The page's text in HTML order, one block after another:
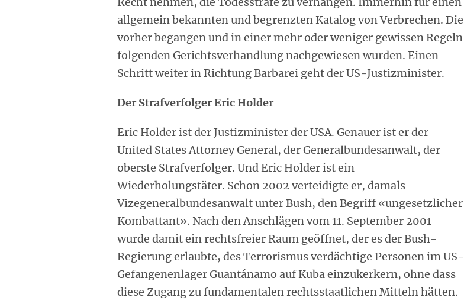
allgemein bekannten und begrenzten Katalog von Verbrechen. Die
vorher begangen und in einer mehr oder weniger gewissen Regeln
folgenden Gerichtsverhandlung nachgewiesen wurden. Einen
Schritt weiter in Richtung Barbarei geht der US-Justizminister.
Der Strafverfolger Eric Holder
Eric Holder ist der Justizminister der USA. Genauer ist er der
United States Attorney General, der Generalbundesanwalt, der
oberste Strafverfolger. Und Eric Holder ist ein
Wiederholungstäter. Schon 2002 verteidigte er, damals
Vizegeneralbundesanwalt unter Bush, den Begriff «ungesetzlicher
Kombattant». Nach den Anschlägen vom 11. September 2001
wurde damit ein rechtsfreier Raum geöffnet, der es der Bush-
Regierung erlaubte, des Terrorismus verdächtige Personen im US-
Gefangenenlager Guantánamo auf Kuba einzukerkern, ohne dass
diese Zugang zu fundamentalen rechtsstaatlichen Mitteln hätten.